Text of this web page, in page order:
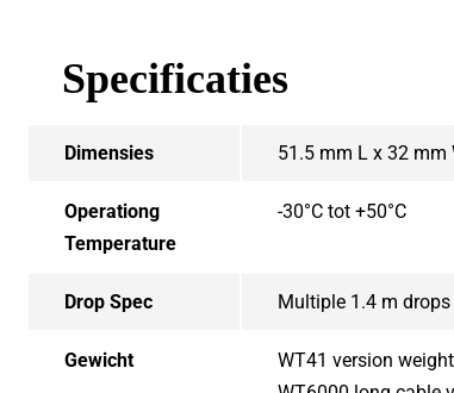
Specificaties
Dimensies 51.5 mm L x 32 mm
Operationg
Temperature
-30°C tot +50°C
Drop Spec Multiple 1.4 m
Gewicht
WT41 version